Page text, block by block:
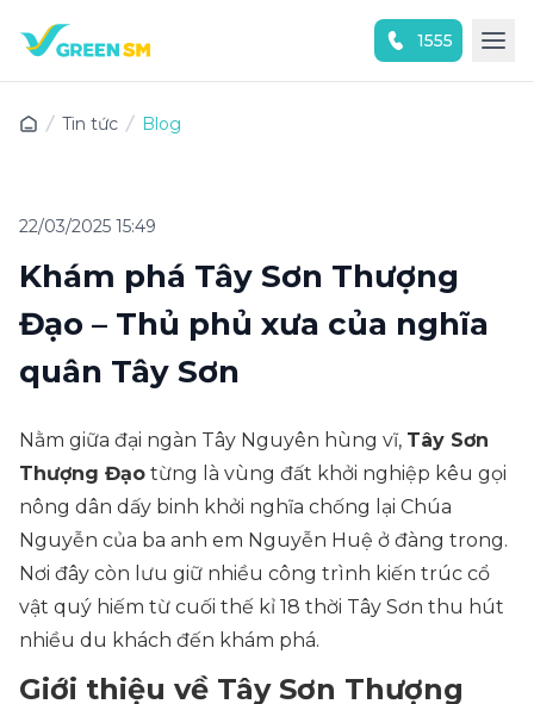
1555
Tin tức Blog
22/03/2025 15:49
Khám phá Tây Sơn Thượng
Đạo – Thủ phủ xưa của nghĩa
quân Tây Sơn
Nằm giữa đại ngàn Tây Nguyên hùng vĩ, Tây Sơn
Thượng Đạo từng là vùng đất khởi nghiệp kêu gọi
nông dân dấy binh khởi nghĩa chống lại Chúa
Nguyễn của ba anh em Nguyễn Huệ ở đàng trong.
Nơi đây còn lưu giữ nhiều công trình kiến trúc cổ
vật quý hiếm từ cuối thế kỉ 18 thời Tây Sơn thu hút
nhiều du khách đến khám phá.
Giới thiệu về Tây Sơn Thượng